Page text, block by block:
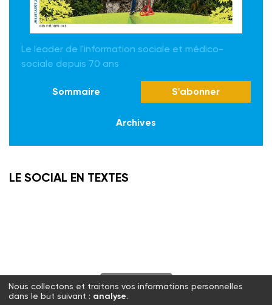
Le leader de l'information sociale et médico-
sociale depuis 70 ans
Sommaire S'abonner
Archives
LE SOCIAL EN TEXTES
S'abonner
Nous collectons et traitons vos informations personnelles
dans le but suivant : analyse.